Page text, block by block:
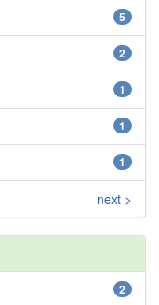
5
2
1
1
1
next >
2